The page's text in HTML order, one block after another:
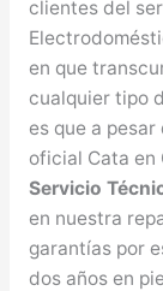
clientes del
en que
cualquier tipo
es que a
oficial Cata en
Servicio
en nuestra
garantías por
dos años en